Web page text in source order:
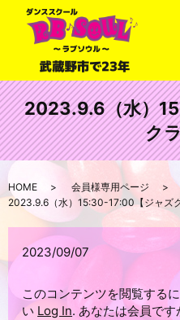
2023.9.6（水）
ク
HOME
会員様専用ページ
2023.9.6（水）15:30-17:00【ジャズ
2023/09/07
このコンテンツを閲覧する
い Log In. あなたは会員で